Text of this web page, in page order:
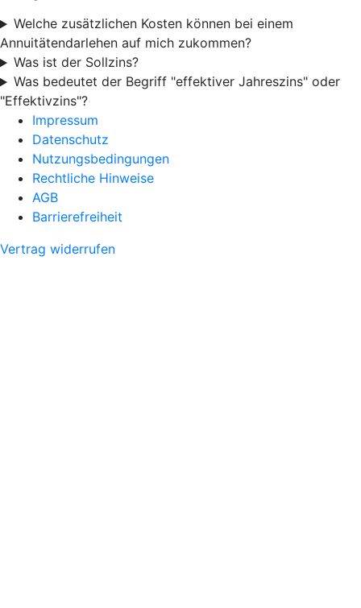
Welche zusätzlichen Kosten können bei einem
Annuitätendarlehen auf mich zukommen?
Was ist der Sollzins?
Was bedeutet der Begriff "effektiver Jahreszins" oder
"Effektivzins"?
Impressum
Datenschutz
Nutzungsbedingungen
Rechtliche Hinweise
AGB
Barrierefreiheit
Vertrag widerrufen